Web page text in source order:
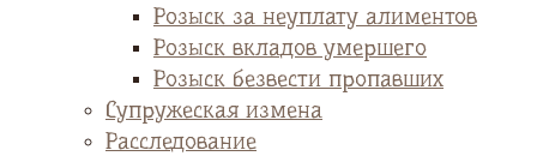
Розыск за неуплату алиментов
Розыск вкладов умершего
Розыск безвести пропавших
Супружеская измена
Расследование